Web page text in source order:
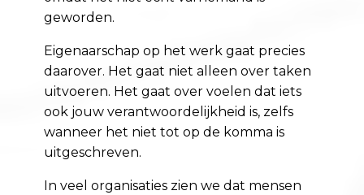
geworden.
Eigenaarschap op het werk gaat precies
daarover. Het gaat niet alleen over taken
uitvoeren. Het gaat over voelen dat iets
ook jouw verantwoordelijkheid is, zelfs
wanneer het niet tot op de komma is
uitgeschreven.
In veel organisaties zien we dat mensen